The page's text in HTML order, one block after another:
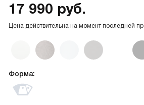
Форма:
Цена действительна на момент последней
17 990 руб.